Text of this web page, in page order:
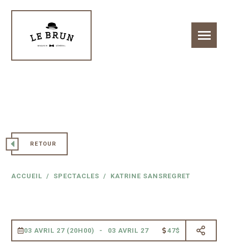
RETOUR
ACCUEIL SPECTACLES KATRINE SANSREGRET
03 AVRIL 27 (20H00) 03 AVRIL 27 47$